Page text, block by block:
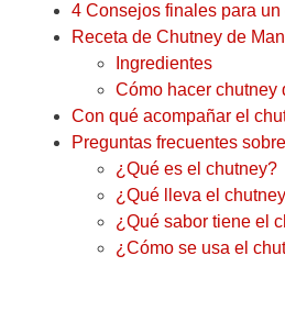
4 Consejos finales para
Receta de Chutney de
Ingredientes
Cómo hacer chutney
Con qué acompañar el
Preguntas frecuentes
¿Qué es el chutney?
¿Qué lleva el
¿Qué sabor tiene el
¿Cómo se usa el